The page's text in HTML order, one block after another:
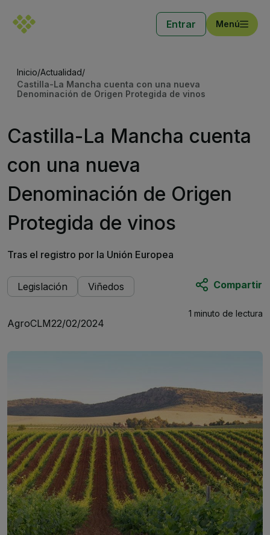
Entrar Menú
Inicio/Actualidad/
Castilla-La Mancha cuenta con una nueva
Denominación de Origen Protegida de vinos
Castilla-La Mancha cuenta
con una nueva
Denominación de Origen
Protegida de vinos
Tras el registro por la Unión Europea
Legislación Viñedos Compartir
AgroCLM22/02/2024
1 minuto de lectura